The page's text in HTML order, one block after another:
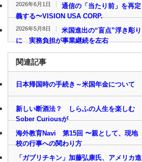
2026年6月1日
通信の「当たり前」を再定
義する〜VISION USA CORP.
2026年5月8日
米国進出の“盲点”浮き彫り
に 実務負担が事業継続を左右
関連記事
日本帰国時の手続き～米国年金について
新しい断酒法？ しらふの人生を楽しむ
Sober Curiousが
海外教育Navi 第15回 〜親として、現地
校の行事への関わり方
「ガブリチキン」加藤弘康氏、アメリカ進